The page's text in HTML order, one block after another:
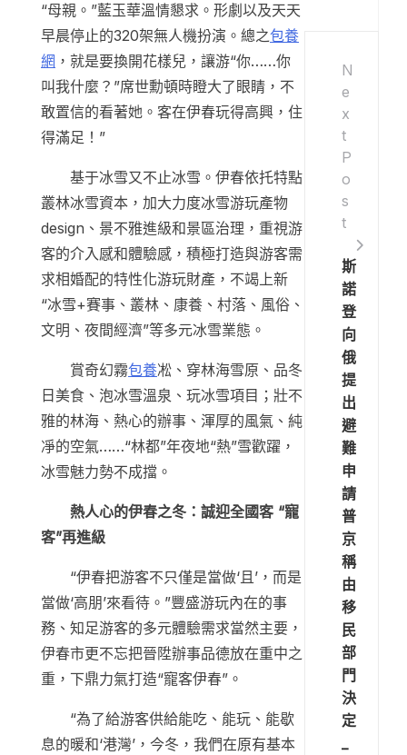
“母親。”藍玉華溫情懇求。形劇以及天天
早晨停止的320架無人機扮演。總之包養
網 ，就是要換開花樣兒，讓游“你……你
叫我什麼？”席世勳頓時瞪大了眼睛，不
敢置信的看著她。客在伊春玩得高興，住
得滿足！”
基于冰雪又不止冰雪。伊春依托特點
叢林冰雪資本，加大力度冰雪游玩產物
design、景不雅進級和景區治理，重視游
客的介入感和體驗感，積極打造與游客需
求相婚配的特性化游玩財產，不竭上新
“冰雪+賽事、叢林、康養、村落、風俗、
文明、夜間經濟”等多元冰雪業態。
賞奇幻霧包養凇、穿林海雪原、品冬
日美食、泡冰雪溫泉、玩冰雪項目；壯不
雅的林海、熱心的辦事、渾厚的風氣、純
凈的空氣……“林都”年夜地“熱”雪歡躍，
冰雪魅力勢不成擋。
熱人心的伊春之冬：誠迎全國客 “寵
客”再進級
“伊春把游客不只僅是當做‘且’，而是
當做‘高朋’來看待。”豐盛游玩內在的事
務、知足游客的多元體驗需求當然主要，
伊春市更不忘把晉陞辦事品德放在重中之
重，下鼎力氣打造“寵客伊春”。
“為了給游客供給能吃、能玩、能歇
息的暖和‘港灣’，今冬，我們在原有基本
N
e
x
t
P
o
s
t
斯
諾
登
向
俄
提
出
避
難
申
請
普
京
稱
由
移
民
部
門
決
定